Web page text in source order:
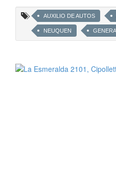
AUXILIO DE AUTOS
NEUQUEN